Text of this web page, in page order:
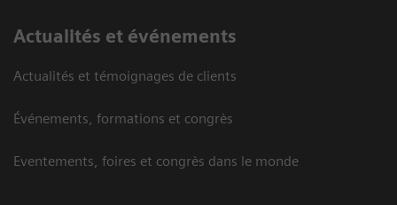
Actualités et événements
Actualités et témoignages de clients
Événements, formations et congrès
Eventements, foires et congrès dans le monde